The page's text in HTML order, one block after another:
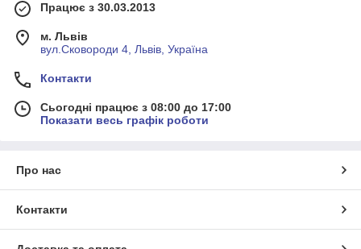
Працює з 30.03.2013
м. Львів
вул.Сковороди 4, Львів, Україна
Контакти
Сьогодні працює з 08:00 до 17:00
Показати весь графік роботи
Про нас
Контакти